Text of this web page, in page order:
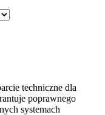
techniczne dla
poprawnego
systemach